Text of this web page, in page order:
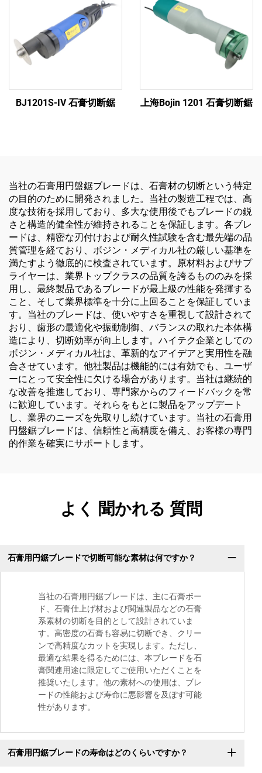
BJ1201S-IV 石膏切断鋸 上海Bojin 1201 石膏切断鋸
当社の石膏用円盤鋸ブレードは、石膏材の切断という特定
の目的のために開発されました。当社の製造工程では、高
度な技術を採用しており、多大な使用後でもブレードの鋭
さと構造的健全性が維持されることを保証します。各ブレ
ードは、精密な刃付けおよび耐久性試験を含む最先端の品
質管理を経ており、ボジン・メディカル社の厳しい基準を
満たすよう徹底的に検査されています。原材料およびサプ
ライヤーは、業界トップクラスの品質を誇るもののみを採
用し、最終製品であるブレードが最上級の性能を発揮する
こと、そして業界標準を十分に上回ることを保証していま
す。当社のブレードは、使いやすさを重視して設計されて
おり、歯形の最適化や振動制御、バランスの取れた本体構
造により、切断効率が向上します。ハイテク企業としての
ボジン・メディカル社は、革新的なアイデアと実用性を融
合させています。他社製品は機能的には有効でも、ユーザ
ーにとって安全性に欠ける場合があります。当社は継続的
な改善を推進しており、専門家からのフィードバックを常
に歓迎しています。それらをもとに製品をアップデート
し、業界のニーズを先取りし続けています。当社の石膏用
円盤鋸ブレードは、信頼性と高精度を備え、お客様の専門
的作業を確実にサポートします。
よく 聞かれる 質問
石膏用円鋸ブレードで切断可能な素材は何ですか？
当社の石膏用円鋸ブレードは、主に石膏ボー
ド、石膏仕上げ材および関連製品などの石膏
系素材の切断を目的として設計されていま
す。高密度の石膏も容易に切断でき、クリー
ンで高精度なカットを実現します。ただし、
最適な結果を得るためには、本ブレードを石
膏関連用途に限定してご使用いただくことを
推奨いたします。他の素材への使用は、ブレ
ードの性能および寿命に悪影響を及ぼす可能
性があります。
石膏用円鋸ブレードの寿命はどのくらいですか？